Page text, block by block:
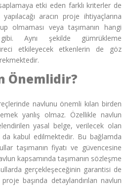
etki eden farklı kriterler de
yapılacağı aracın proje ihtiyaçlarına
olmaması veya taşımanın hangi
gibi. Aynı şekilde gümrükleme
etkileyecek etkenlerin de göz
Önemlidir?
navlunu önemli kılan birden
yanlış olmaz. Özellikle navlun
yasal belge, verilecek olan
kabul edilmektedir. Bu bağlamda
taşımanın fiyatı ve güvencesine
kapsamında taşımanın sözleşme
gerçekleşeceğinin garantisi de
başında detaylandırılan navlun